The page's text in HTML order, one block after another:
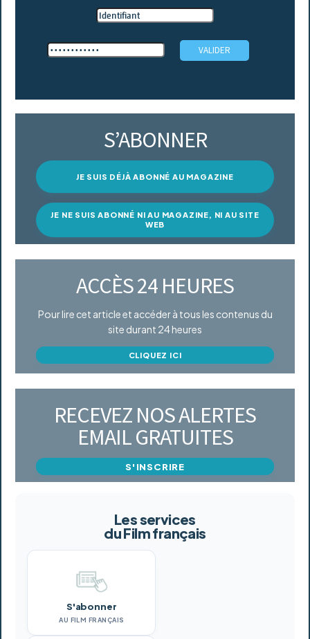
S’ABONNER
JE SUIS DÉJÀ ABONNÉ AU MAGAZINE
JE NE SUIS ABONNÉ NI AU MAGAZINE, NI AU SITE
WEB
ACCÈS 24 HEURES
Pour lire cet article et accéder à tous les contenus du
site durant 24 heures
CLIQUEZ ICI
RECEVEZ NOS ALERTES
EMAIL GRATUITES
S'INSCRIRE
Les services
du Film français
S'abonner
AU FILM FRANÇAIS